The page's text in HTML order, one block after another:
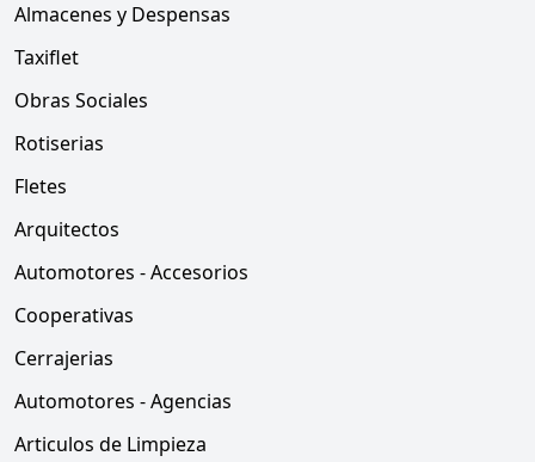
Almacenes y Despensas
Taxiflet
Obras Sociales
Rotiserias
Fletes
Arquitectos
Automotores - Accesorios
Cooperativas
Cerrajerias
Automotores - Agencias
Articulos de Limpieza